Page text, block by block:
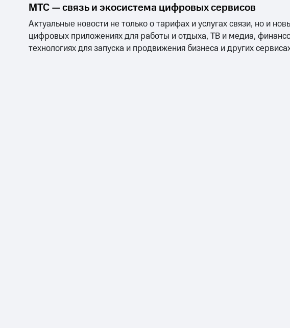
МТС — связь и экосистема цифровых сервисов
Актуальные новости не только о тарифах и услугах связи, но и
цифровых приложениях для работы и отдыха, ТВ и медиа,
технологиях для запуска и продвижения бизнеса и других